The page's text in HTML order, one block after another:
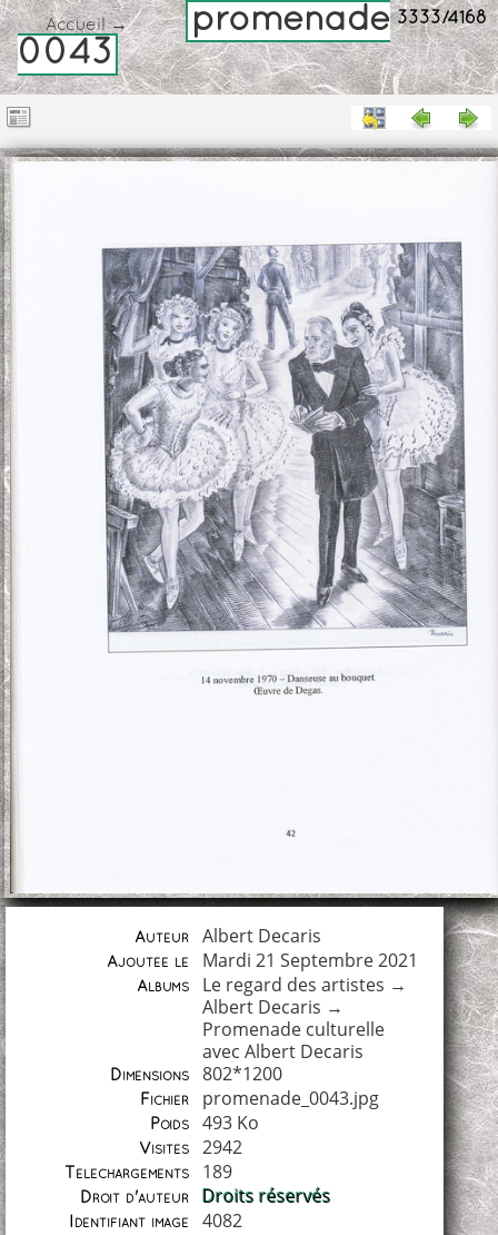
3333/4168
Accueil→
promenade
0043
Auteur Albert Decaris
Ajoutée le Mardi 21 Septembre 2021
Albums Le regard des artistes →
Albert Decaris →
Promenade culturelle
avec Albert Decaris
Dimensions 802*1200
Fichier promenade_0043.jpg
Poids 493 Ko
Visites 2942
Téléchargements 189
Droit d'auteur Droits réservés
Identifiant image 4082